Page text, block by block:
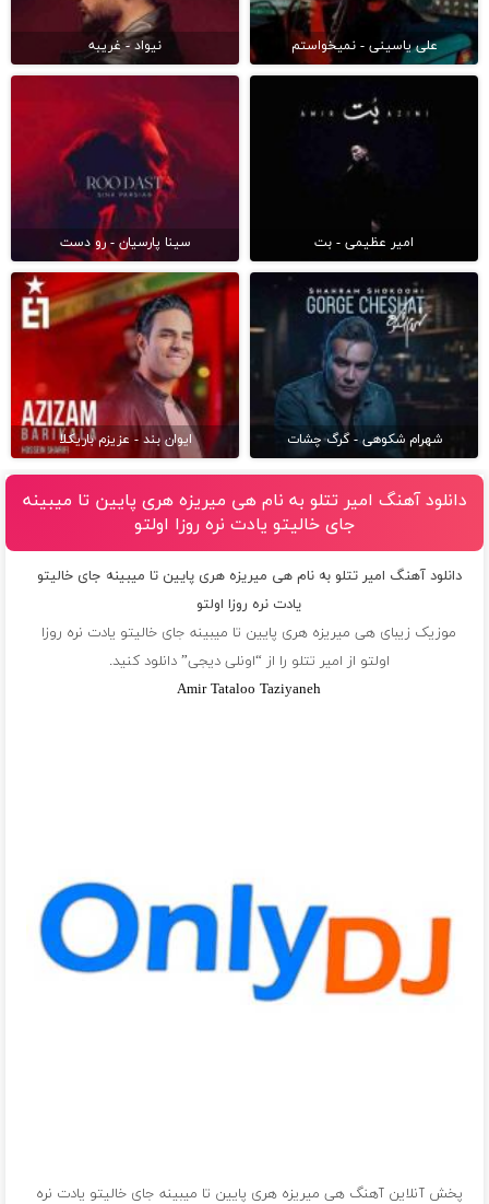
علی یاسینی - نمیخواستم نیواد - غریبه
امیر عظیمی - بت سینا پارسیان - رو دست
شهرام شکوهی - گرگ چشات ایوان بند - عزیزم باریکلا
دانلود آهنگ امیر تتلو به نام هی میریزه هری پایین تا میبینه
جای خالیتو یادت نره روزا اولتو
دانلود آهنگ امیر تتلو به نام هی میریزه هری پایین تا میبینه جای خالیتو
یادت نره روزا اولتو
موزیک زیبای هی میریزه هری پایین تا میبینه جای خالیتو یادت نره روزا
اولتو از امیر تتلو را از “اونلی دیجی” دانلود کنید.
Amir Tataloo Taziyaneh
پخش آنلاین آهنگ هی میریزه هری پایین تا میبینه جای خالیتو یادت نره